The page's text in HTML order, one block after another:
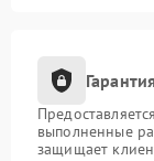
выполненные
защищает